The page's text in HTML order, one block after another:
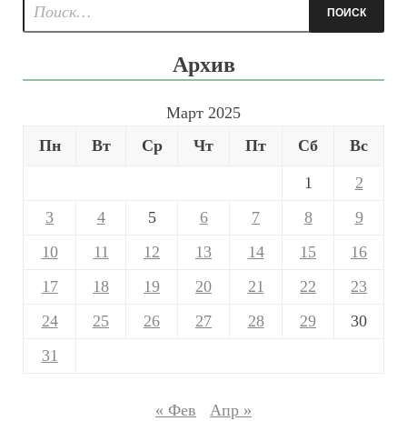
Архив
Март 2025
Пн
Вт Ср Чт Пт Сб Вс
1
2
3
4 5 6 7 8
9
10
11 12 13 14 15
16
17
18 19 20 21 22
23
24
25 26 27 28 29
30
31
« Фев Апр »